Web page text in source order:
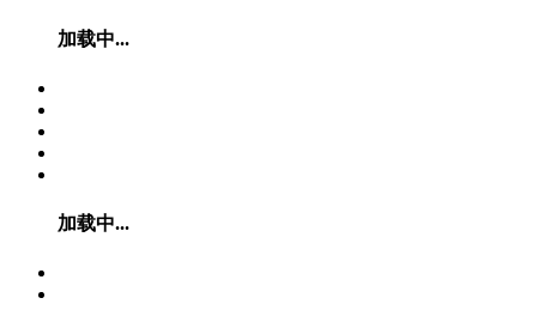
加载中...
加载中...